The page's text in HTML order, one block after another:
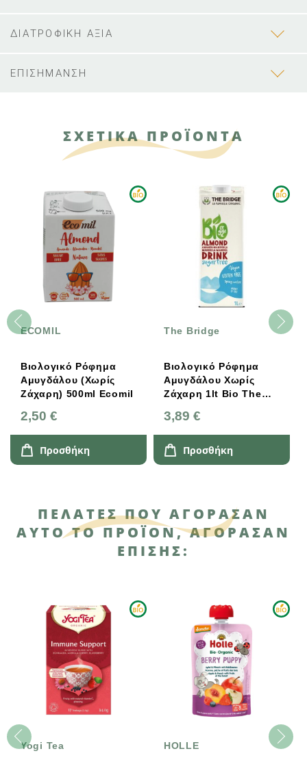
ΔΙΑΤΡΟΦΙΚΗ ΑΞΙΑ
ΕΠΙΣΗΜΑΝΣΗ
ΣΧΕΤΙΚΑ ΠΡΟΪΟΝΤΑ
ECOMIL
Βιολογικό Ρόφημα
Αμυγδάλου (χωρίς
Ζάχαρη) 500ml Ecomil
2,50 €
Προσθήκη
The Bridge
Βιολογικό Ρόφημα
Αμυγδάλου Χωρίς
Ζάχαρη 1lt Bio The
3,89 €
Προσθήκη
ΠΕΛΆΤΕΣ ΠΟΥ ΑΓΌΡΑΣΑΝ
ΑΥΤΌ ΤΟ ΠΡΟΪΌΝ, ΑΓΌΡΑΣΑΝ
ΕΠΊΣΗΣ:
Yogi Tea HOLLE